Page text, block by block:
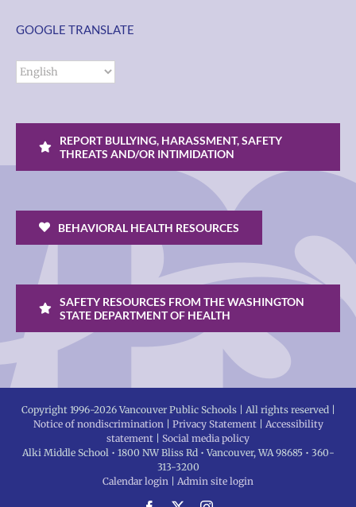
GOOGLE TRANSLATE
REPORT BULLYING, HARASSMENT, SAFETY
THREATS AND/OR INTIMIDATION
BEHAVIORAL HEALTH RESOURCES
SAFETY RESOURCES FROM THE WASHINGTON
STATE DEPARTMENT OF HEALTH
Copyright 1996-2026 Vancouver Public Schools | All rights reserved |
Notice of nondiscrimination | Privacy Statement| Accessibility
statement | Social media policy
Alki Middle School • 1800 NW Bliss Rd • Vancouver, WA 98685 • 360-
313-3200
Calendar login | Admin site login